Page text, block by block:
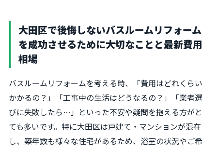
大田区で後悔しないバスルームリフォーム
を成功させるために大切なことと最新費用
相場
バスルームリフォームを考える時、「費用はどれくらい
かかるの？」「工事中の生活はどうなるの？」「業者選
びに失敗したら…」といった不安や疑問を抱える方がと
ても多いです。特に大田区は戸建て・マンションが混在
し、築年数も様々な住宅があるため、浴室の状況やご希